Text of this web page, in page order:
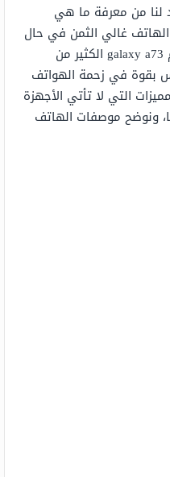
من معرفة ما هي
غالي الثمن في حال
لم نفهم ما هي مواصفاته، ويقدم galaxy a73 الكثير من
بقوة في زحمة الهواتف
التي لا تأتي الأجهزة
ونوضح موصفات الهاتف